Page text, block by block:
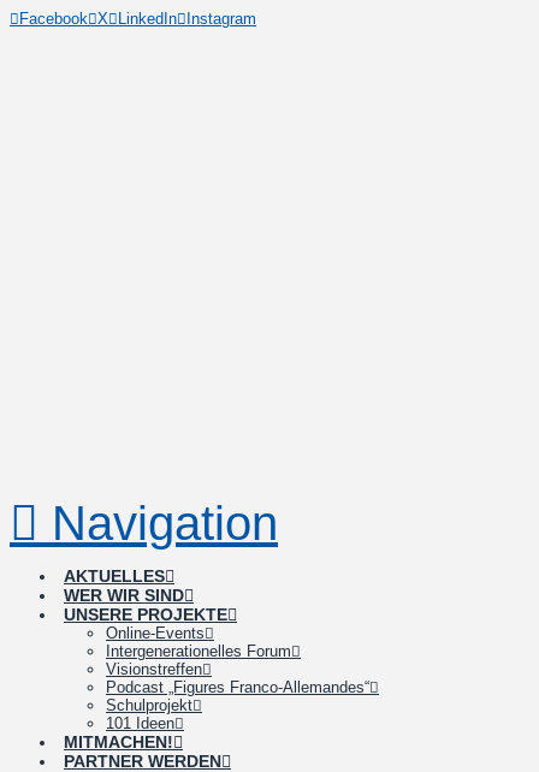
Facebook X LinkedIn Instagram
Navigation
AKTUELLES
WER WIR SIND
UNSERE PROJEKTE
Online-Events
Intergenerationelles Forum
Visionstreffen
Podcast „Figures Franco-Allemandes“
Schulprojekt
101 Ideen
MITMACHEN!
PARTNER WERDEN